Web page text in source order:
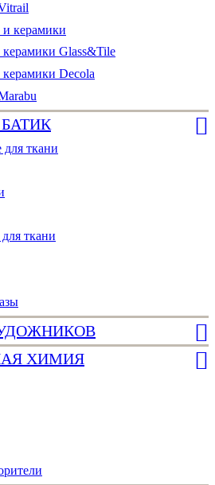
и керамики
керамики Glass&Tile
керамики Decola
для ткани
ткани
ХИМИЯ